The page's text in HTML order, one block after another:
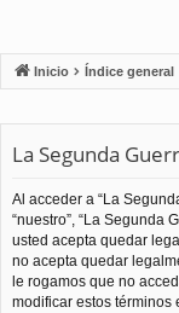
Inicio Índice general
La Segunda
Al acceder a “La
“nuestro”, “La Segunda
usted acepta quedar
no acepta quedar
le rogamos que no
modificar estos términos